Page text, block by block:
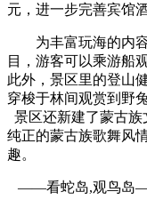
元，进一步完善宾馆酒
为丰富玩海的内容
目，游客可以乘游船
此外，景区里的登山
穿梭于林间观赏到野
景区还新建了蒙古
纯正的蒙古族歌舞风
趣。
——看蛇岛,观鸟岛